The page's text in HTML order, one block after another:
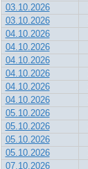
03.10.2026
03.10.2026
04.10.2026
04.10.2026
04.10.2026
04.10.2026
04.10.2026
04.10.2026
05.10.2026
05.10.2026
05.10.2026
05.10.2026
07.10.2026